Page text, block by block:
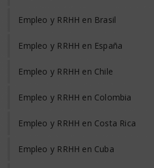
Empleo y RRHH en Brasil
Empleo y RRHH en España
Empleo y RRHH en Chile
Empleo y RRHH en Colombia
Empleo y RRHH en Costa Rica
Empleo y RRHH en Cuba